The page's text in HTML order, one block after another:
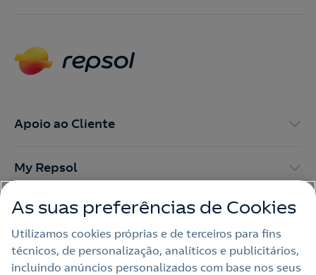
Apoio ao Cliente
My Repsol
Outras Energias
Links Úteis
As suas preferências de Cookies
Utilizamos cookies próprias e de terceiros para fins
técnicos, de personalização, analíticos e publicitários,
incluindo anúncios personalizados com base nos seus